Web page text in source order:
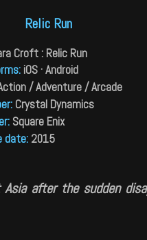
Relic Run
Croft : Relic Run
: iOS · Android
/ Adventure / Arcade
: Crystal Dynamics
: Square Enix
date: 2015
after the sudden